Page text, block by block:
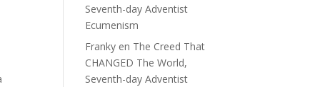
Seventh-day Adventist
Ecumenism
Franky en The Creed That
CHANGED The World,
Seventh-day Adventist